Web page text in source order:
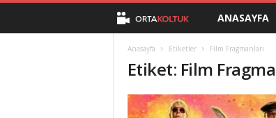
a
ANASAYFA
Anasayfa Etiketler Film Fragmanları
Etiket: Film